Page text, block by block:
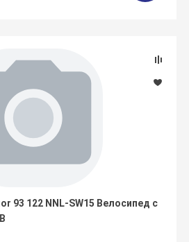
93 122 NNL-SW15 Велосипед с